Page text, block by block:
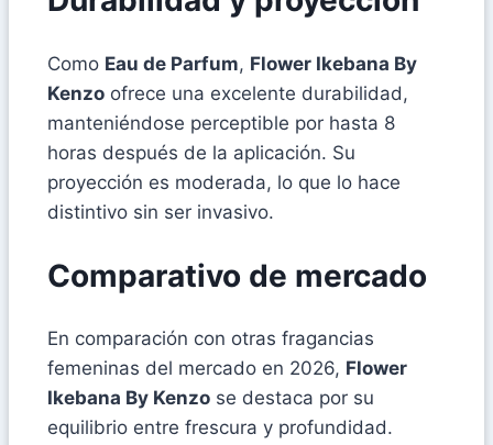
Como Eau de Parfum, Flower Ikebana By
Kenzo ofrece una excelente durabilidad,
manteniéndose perceptible por hasta 8
horas después de la aplicación. Su
proyección es moderada, lo que lo hace
distintivo sin ser invasivo.
Comparativo de mercado
En comparación con otras fragancias
femeninas del mercado en 2026, Flower
Ikebana By Kenzo se destaca por su
equilibrio entre frescura y profundidad.